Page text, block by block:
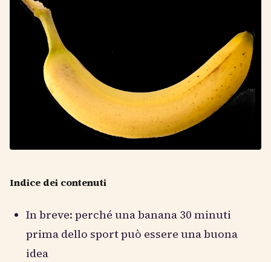
Indice dei contenuti
In breve: perché una banana 30 minuti
prima dello sport può essere una buona
idea